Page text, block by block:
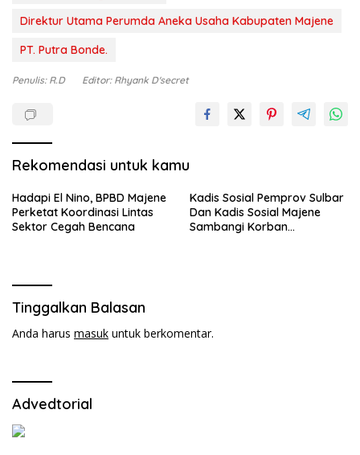
Direktur Utama Perumda Aneka Usaha Kabupaten Majene
PT. Putra Bonde.
Penulis: R.D Editor: Rhyank D'secret
Rekomendasi untuk kamu
Hadapi El Nino, BPBD Majene
Perketat Koordinasi Lintas
Sektor Cegah Bencana
Kadis Sosial Pemprov Sulbar
Dan Kadis Sosial Majene
Sambangi Korban
Tinggalkan Balasan
Anda harus masuk untuk berkomentar.
Advedtorial